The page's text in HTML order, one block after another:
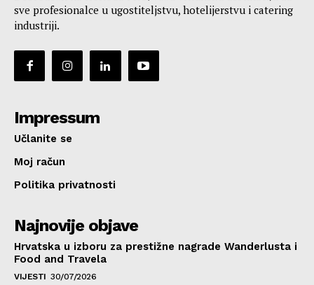
sve profesionalce u ugostiteljstvu, hotelijerstvu i catering
industriji.
Impressum
Učlanite se
Moj račun
Politika privatnosti
Najnovije objave
Hrvatska u izboru za prestižne nagrade Wanderlusta i
Food and Travela
VIJESTI 30/07/2026